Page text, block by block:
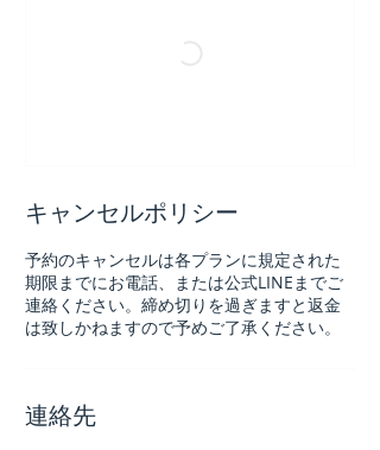
キャンセルポリシー
予約のキャンセルは各プランに規定された
期限までにお電話、または公式LINEまでご
連絡ください。締め切りを過ぎますと返金
は致しかねますので予めご了承ください。
連絡先